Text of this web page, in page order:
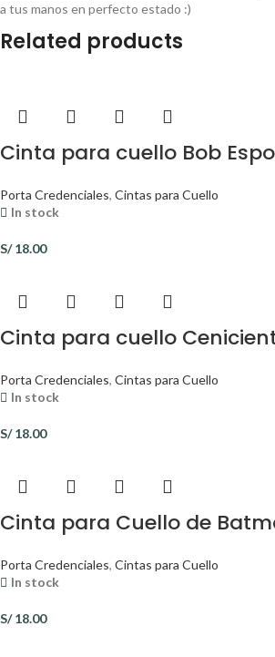
a tus manos en perfecto estado :)
Related products
Cinta para cuello Bob
Porta Credenciales, Cintas para Cuello
In stock
S/18.00
Cinta para cuello
Porta Credenciales, Cintas para Cuello
In stock
S/18.00
Cinta para Cuello de
Porta Credenciales, Cintas para Cuello
In stock
S/18.00